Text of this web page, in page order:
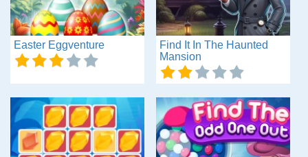
Easter Eggventure
Find It In The Haunted
Mansion